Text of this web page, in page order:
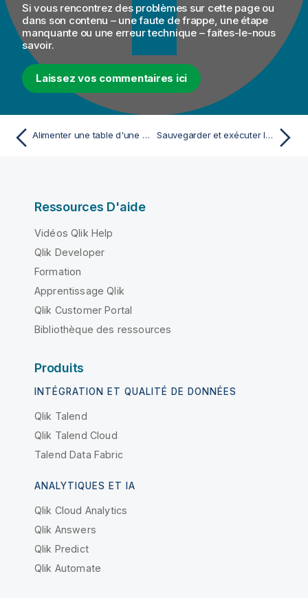
Si vous rencontrez des problèmes sur cette page ou
dans son contenu – une faute de frappe, une étape
manquante ou une erreur technique – faites-le-nous
savoir.
Laissez vos commentaires ici
Alimenter une table d'une base de données MySQL Sauvegarder et exécuter le Job
Ressources D'aide
Vidéos Qlik Help
Qlik Developer
Formation
Apprentissage Qlik
Qlik Customer Portal
Bibliothèque des ressources
Produits
INTÉGRATION ET QUALITÉ DE DONNÉES
Qlik Talend
Qlik Talend Cloud
Talend Data Fabric
ANALYTIQUES ET IA
Qlik Cloud Analytics
Qlik Answers
Qlik Predict
Qlik Automate